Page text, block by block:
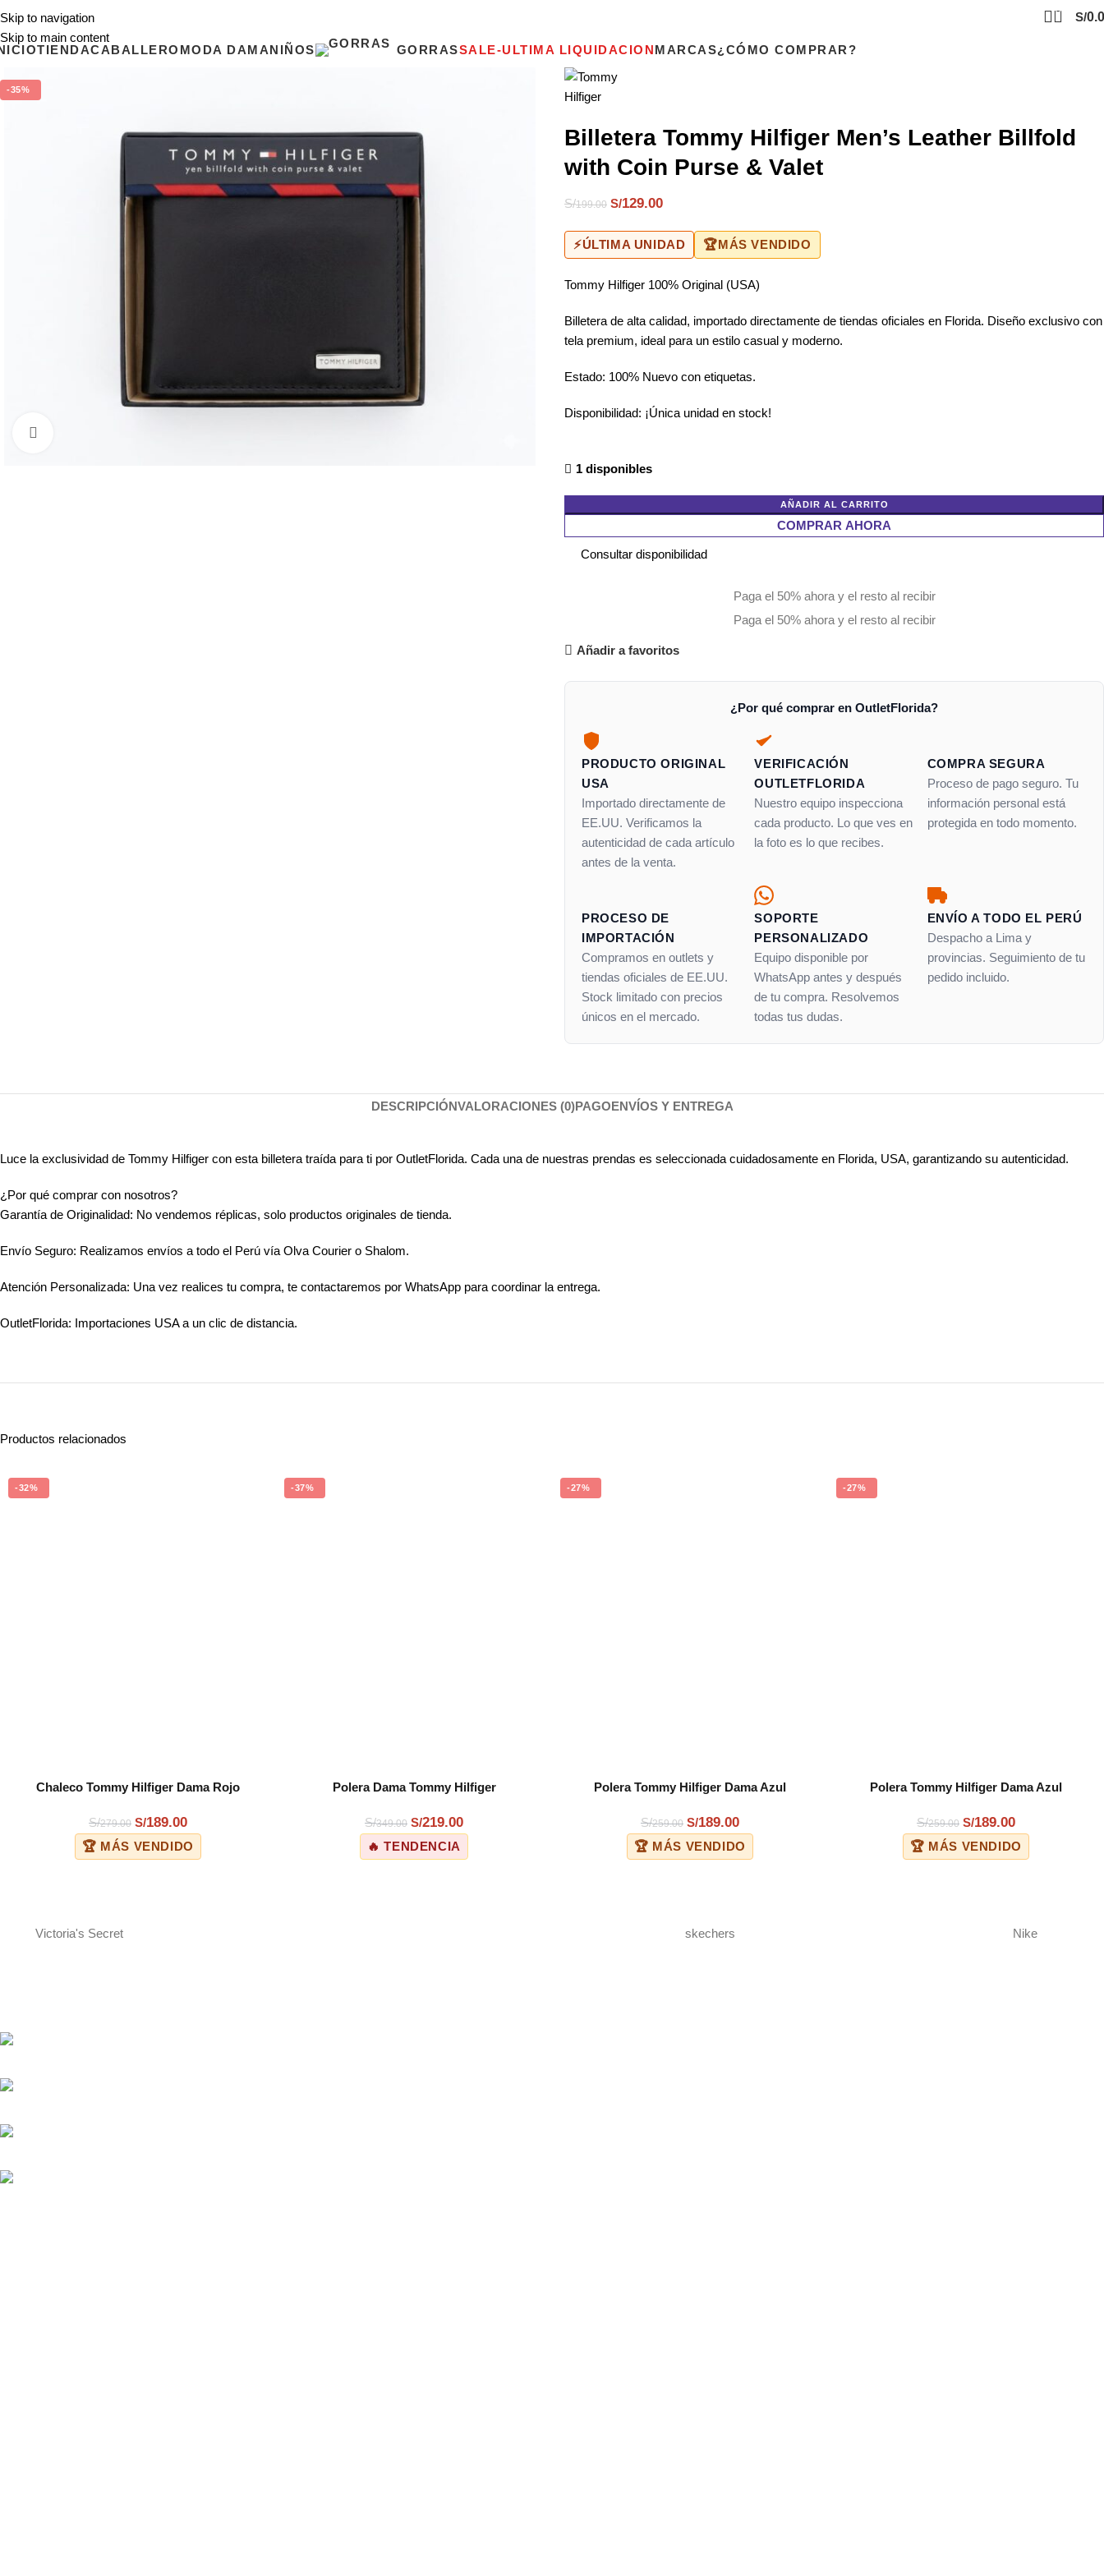
Skip to navigation
Skip to main content
0
S/
TIENDACABALLERO MODA DAMANIÑOS GORRASSALE-ULTIMA LIQUIDACIONMARCAS¿CÓMO COMPRAR?
-35%
Billetera Tommy Hilfiger Men’s Leather Billfold
with Coin Purse & Valet
S/199.00 S/129.00
⚡ÚLTIMA UNIDAD 🏆MÁS VENDIDO
Tommy Hilfiger 100% Original (USA)
Billetera de alta calidad, importado directamente de tiendas oficiales en Florida. Diseño exclusivo con
tela premium, ideal para un estilo casual y moderno.
Estado: 100% Nuevo con etiquetas.
Disponibilidad: ¡Única unidad en stock!
1 disponibles
AÑADIR AL CARRITO
COMPRAR AHORA
Consultar disponibilidad
Paga el 50% ahora y el resto al recibir
Paga el 50% ahora y el resto al recibir
Añadir a favoritos
¿Por qué comprar en OutletFlorida?
PRODUCTO ORIGINAL
USA
Importado directamente de
EE.UU. Verificamos la
autenticidad de cada artículo
antes de la venta.
VERIFICACIÓN
OUTLETFLORIDA
Nuestro equipo inspecciona
cada producto. Lo que ves en
la foto es lo que recibes.
COMPRA SEGURA
Proceso de pago seguro. Tu
información personal está
protegida en todo momento.
PROCESO DE
IMPORTACIÓN
Compramos en outlets y
tiendas oficiales de EE.UU.
Stock limitado con precios
únicos en el mercado.
SOPORTE
PERSONALIZADO
Equipo disponible por
WhatsApp antes y después
de tu compra. Resolvemos
todas tus dudas.
ENVÍO A TODO EL PERÚ
Despacho a Lima y
provincias. Seguimiento de tu
pedido incluido.
DESCRIPCIÓNVALORACIONES (0)PAGOENVÍOS Y ENTREGA
Luce la exclusividad de Tommy Hilfiger con esta billetera traída para ti por OutletFlorida. Cada una de nuestras prendas es seleccionada cuidadosamente en Florida, USA, garantizando su autenticidad.
¿Por qué comprar con nosotros?
Garantía de Originalidad: No vendemos réplicas, solo productos originales de tienda.
Envío Seguro: Realizamos envíos a todo el Perú vía Olva Courier o Shalom.
Atención Personalizada: Una vez realices tu compra, te contactaremos por WhatsApp para coordinar la entrega.
OutletFlorida: Importaciones USA a un clic de distancia.
Productos relacionados
-32%
Chaleco Tommy Hilfiger Dama Rojo
S/279.00 S/189.00
🏆 MÁS VENDIDO
-37%
Polera Dama Tommy Hilfiger
S/349.00 S/219.00
🔥 TENDENCIA
-27%
Polera Tommy Hilfiger Dama Azul
S/259.00 S/189.00
🏆 MÁS VENDIDO
-27%
Polera Tommy Hilfiger Dama Azul
S/259.00 S/189.00
🏆 MÁS VENDIDO
Victoria's Secret skechers Nike